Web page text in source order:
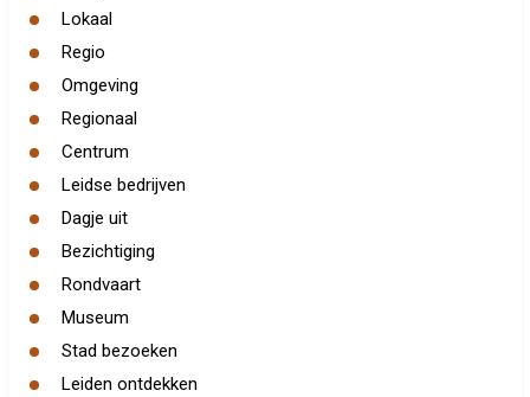
Lokaal
Regio
Omgeving
Regionaal
Centrum
Leidse bedrijven
Dagje uit
Bezichtiging
Rondvaart
Museum
Stad bezoeken
Leiden ontdekken